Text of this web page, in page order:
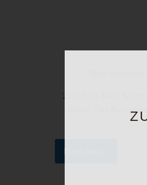
2019 hielt Maxi
Bühne. Das
Mehr dazu...